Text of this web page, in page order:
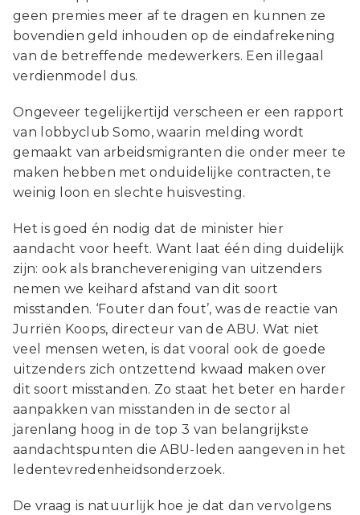
geen premies meer af te dragen en kunnen ze
bovendien geld inhouden op de eindafrekening
van de betreffende medewerkers. Een illegaal
verdienmodel dus.
Ongeveer tegelijkertijd verscheen er een rapport
van lobbyclub Somo, waarin melding wordt
gemaakt van arbeidsmigranten die onder meer te
maken hebben met onduidelijke contracten, te
weinig loon en slechte huisvesting.
Het is goed én nodig dat de minister hier
aandacht voor heeft. Want laat één ding duidelijk
zijn: ook als branchevereniging van uitzenders
nemen we keihard afstand van dit soort
misstanden. ‘Fouter dan fout’, was de reactie van
Jurriën Koops, directeur van de ABU. Wat niet
veel mensen weten, is dat vooral ook de goede
uitzenders zich ontzettend kwaad maken over
dit soort misstanden. Zo staat het beter en harder
aanpakken van misstanden in de sector al
jarenlang hoog in de top 3 van belangrijkste
aandachtspunten die ABU-leden aangeven in het
ledentevredenheidsonderzoek.
De vraag is natuurlijk hoe je dat dan vervolgens